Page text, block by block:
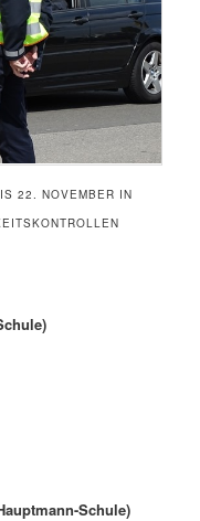
22. NOVEMBER IN
D
Schule)